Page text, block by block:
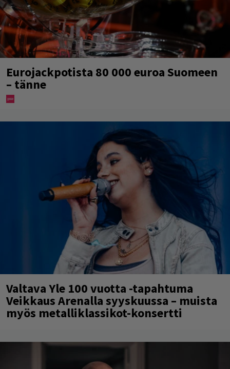
Eurojackpotista 80 000 euroa Suomeen
– tänne
Valtava Yle 100 vuotta -tapahtuma
Veikkaus Arenalla syyskuussa – muista
myös metalliklassikot-konsertti